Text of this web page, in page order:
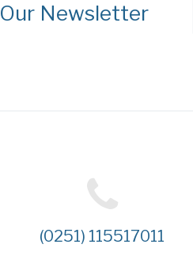
Our Newsletter
(0251) 115517011